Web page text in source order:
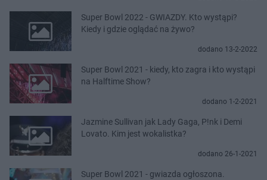
Super Bowl 2022 - GWIAZDY. Kto wystąpi?
Kiedy i gdzie oglądać na żywo?
dodano 13-2-2022
Super Bowl 2021 - kiedy, kto zagra i kto wystąpi
na Halftime Show?
dodano 1-2-2021
Jazmine Sullivan jak Lady Gaga, P!nk i Demi
Lovato. Kim jest wokalistka?
dodano 26-1-2021
Super Bowl 2021 - gwiazda ogłoszona.